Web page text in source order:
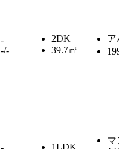
-
-/-
2DK
39.7㎡
ア
1LDK
マ